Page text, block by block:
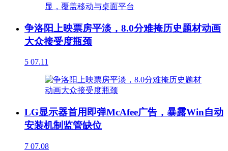
争洛阳上映票房平淡，8.0分难掩历史题材动画
大众接受度瓶颈
5 07.11
LG显示器首用即弹McAfee广告，暴露Win自动
安装机制监管缺位
7 07.08